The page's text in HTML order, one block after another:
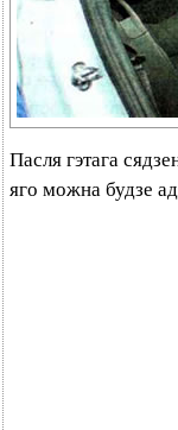
Пасля гэтага
яго можна будзе